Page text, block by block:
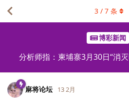
博彩新闻
分析师指：柬埔寨3月30日“消
3 / 7 条
麻将论坛 13 2月